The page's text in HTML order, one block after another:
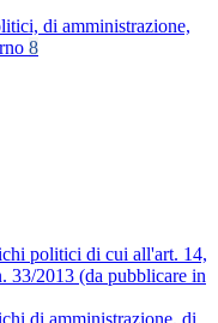
di amministrazione,
8
politici di cui all'art. 14,
33/2013 (da pubblicare in